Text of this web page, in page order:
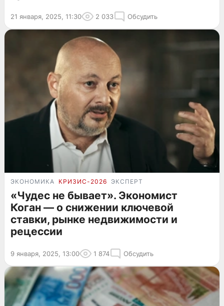
21 января, 2025, 11:30 2 033 Обсудить
ЭКОНОМИКА КРИЗИС-2026 ЭКСПЕРТ
«Чудес не бывает». Экономист
Коган — о снижении ключевой
ставки, рынке недвижимости и
рецессии
9 января, 2025, 13:00 1 874 Обсудить